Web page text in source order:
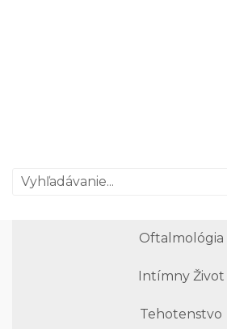
Oftalmológia
Intímny Život
Tehotenstvo